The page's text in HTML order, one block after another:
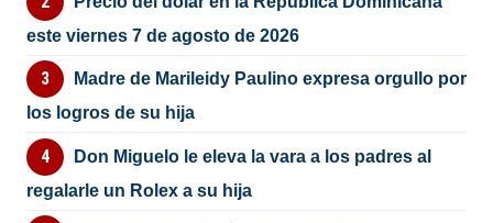
este viernes 7 de agosto de 2026
Madre de Marileidy Paulino expresa orgullo por
los logros de su hija
Don Miguelo le eleva la vara a los padres al
regalarle un Rolex a su hija